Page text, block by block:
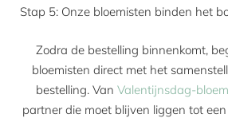
Stap 5: Onze bloemisten binden het
Zodra de bestelling binnenkomt,
bloemisten direct met het
bestelling. Van Valentijnsdag-
partner die moet blijven liggen tot